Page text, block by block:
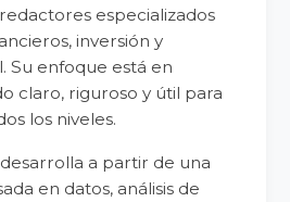
especializados
inversión y
Su enfoque está en
claro, riguroso y útil para
los niveles.
a partir de una
en datos, análisis de